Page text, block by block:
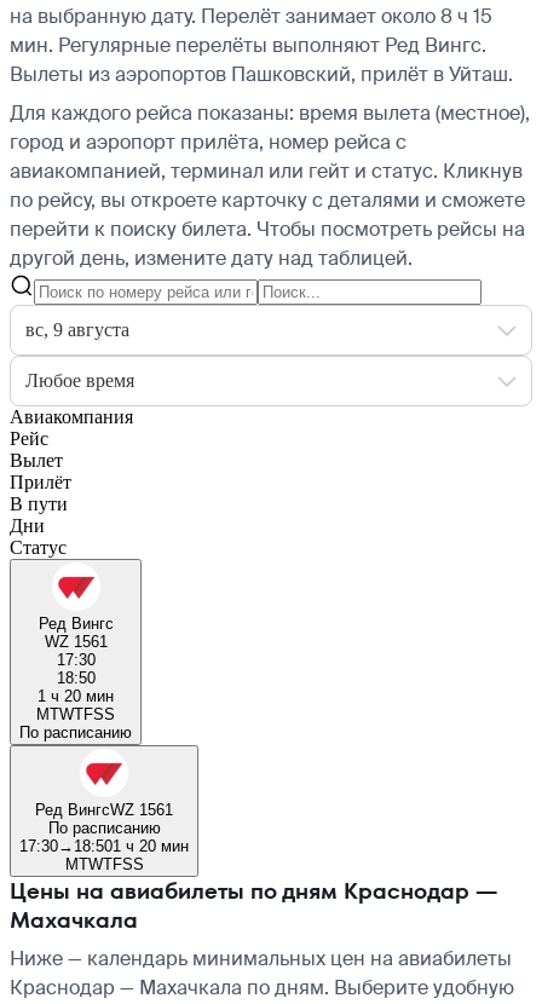
на выбранную дату. Перелёт занимает около 8 ч 15
мин. Регулярные перелёты выполняют Ред Вингс.
Вылеты из аэропортов Пашковский, прилёт в Уйташ.
Для каждого рейса показаны: время вылета (местное),
город и аэропорт прилёта, номер рейса с
авиакомпанией, терминал или гейт и статус. Кликнув
по рейсу, вы откроете карточку с деталями и сможете
перейти к поиску билета. Чтобы посмотреть рейсы на
другой день, измените дату над таблицей.
вс, 9 августа
Любое время
Авиакомпания
Рейс
Вылет
Прилёт
В пути
Дни
Статус
Ред Вингс
WZ 1561
17:30
18:50
1 ч 20 мин
MTWTFSS
По расписанию
Ред ВингсWZ 1561
По расписанию
17:30→ 18:501 ч 20 мин
MTWTFSS
Цены на авиабилеты по дням Краснодар —
Махачкала
Ниже — календарь минимальных цен на авиабилеты
Краснодар — Махачкала по дням. Выберите удобную